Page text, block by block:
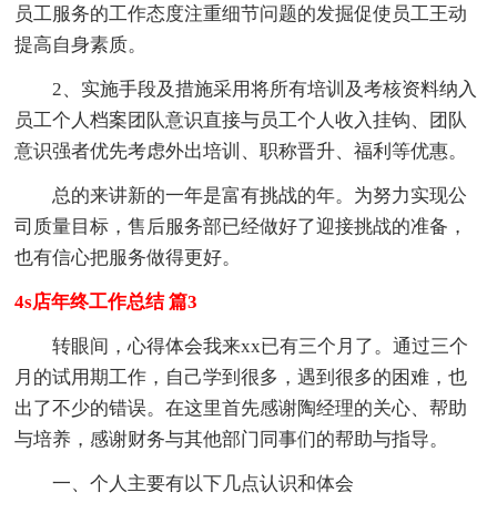
员工服务的工作态度注重细节问题的发掘促使员工王动
提高自身素质。
2、实施手段及措施采用将所有培训及考核资料纳入
员工个人档案团队意识直接与员工个人收入挂钩、团队
意识强者优先考虑外出培训、职称晋升、福利等优惠。
总的来讲新的一年是富有挑战的年。为努力实现公
司质量目标，售后服务部已经做好了迎接挑战的准备，
也有信心把服务做得更好。
4s店年终工作总结 篇3
转眼间，心得体会我来xx已有三个月了。通过三个
月的试用期工作，自己学到很多，遇到很多的困难，也
出了不少的错误。在这里首先感谢陶经理的关心、帮助
与培养，感谢财务与其他部门同事们的帮助与指导。
一、个人主要有以下几点认识和体会